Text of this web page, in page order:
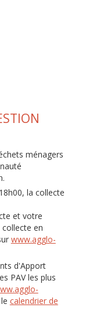
ménagers
la collecte
et votre
en
www.agglo-
d'Apport
PAV les plus
calendrier de